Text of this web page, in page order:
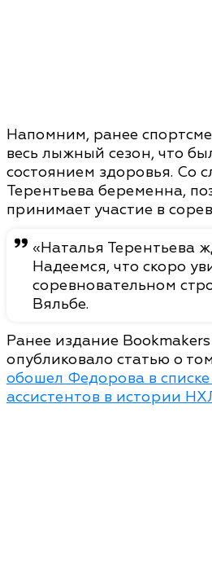
Напомним, ранее
весь лыжный сезон, что
состоянием здоровья. Со
Терентьева беременна,
принимает участие в
«Наталья Терентьева
Надеемся, что скоро
соревновательном
Вяльбе.
Ранее издание
опубликовало статью о
обошел Федорова в
ассистентов в истории